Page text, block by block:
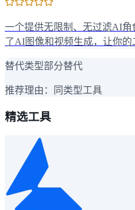
一个提供无限制、无过滤AI
了AI图像和视频生成，让你的
替代类型部分替代
推荐理由： 同类型工具
精选工具